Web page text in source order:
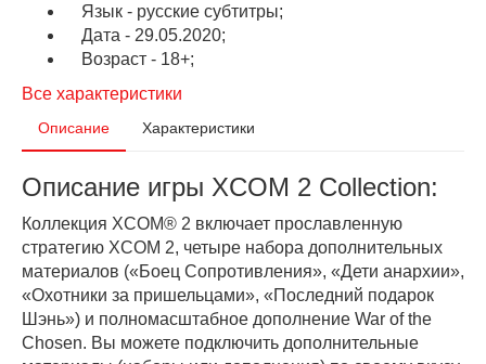
Язык - русские субтитры;
Дата - 29.05.2020;
Возраст - 18+;
Все характеристики
Описание Характеристики
Описание игры XCOM 2 Collection:
Коллекция XCOM® 2 включает прославленную
стратегию XCOM 2, четыре набора дополнительных
материалов («Боец Сопротивления», «Дети анархии»,
«Охотники за пришельцами», «Последний подарок
Шэнь») и полномасштабное дополнение War of the
Chosen. Вы можете подключить дополнительные